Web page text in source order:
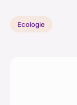
Ecologie